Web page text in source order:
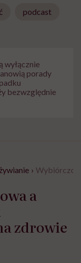
podcast
wyłącznie
porady
bezwzględnie
›
a
zdrowie